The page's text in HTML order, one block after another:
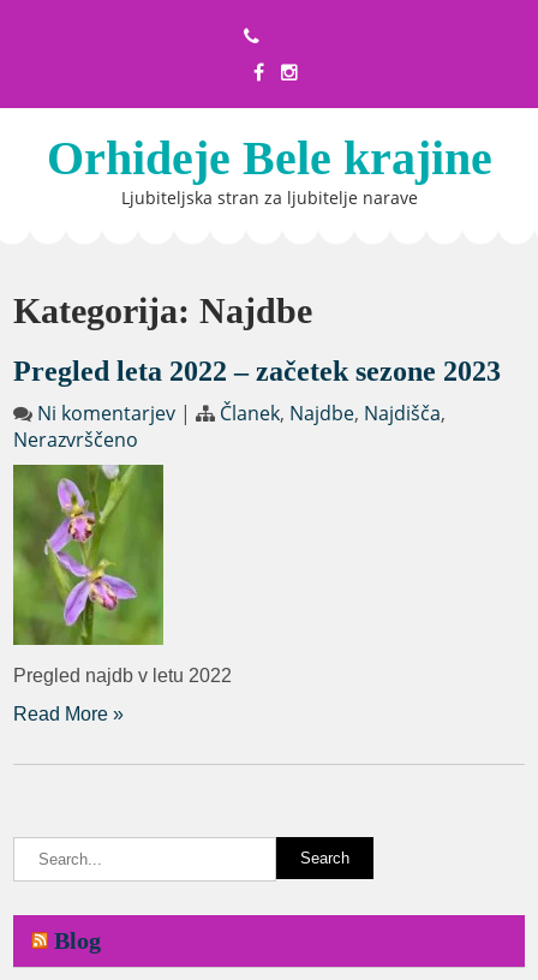
Orhideje Bele krajine
Ljubiteljska stran za ljubitelje narave
Kategorija:Najdbe
Pregled leta 2022 – začetek sezone 2023
Ni komentarjev | Članek, Najdbe, Najdišča,
Nerazvrščeno
Pregled najdb v letu 2022
Read More »
Blog